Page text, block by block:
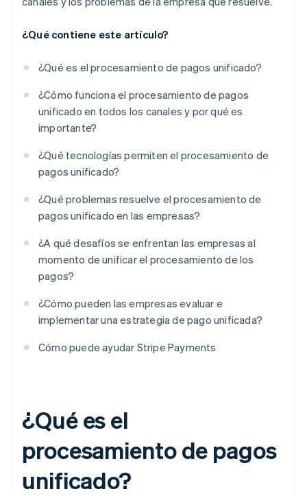
¿Qué contiene este artículo?
¿Qué es el procesamiento de pagos unificado?
¿Cómo funciona el procesamiento de pagos
unificado en todos los canales y por qué es
importante?
¿Qué tecnologías permiten el procesamiento de
pagos unificado?
¿Qué problemas resuelve el procesamiento de
pagos unificado en las empresas?
¿A qué desafíos se enfrentan las empresas al
momento de unificar el procesamiento de los
pagos?
¿Cómo pueden las empresas evaluar e
implementar una estrategia de pago unificada?
Cómo puede ayudar Stripe Payments
¿Qué es el
procesamiento de pagos
unificado?